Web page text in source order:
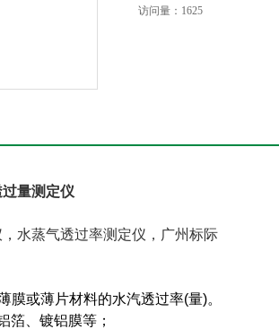
访问量：1625
量测定仪
水蒸气透过率测定仪，广州标际
膜或薄片材料的水汽透过率(量)。
箔、镀铝膜等；